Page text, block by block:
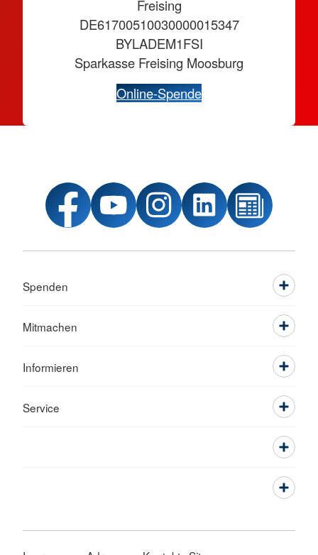
Freising
DE61700510030000015347
BYLADEM1FSI
Sparkasse Freising Moosburg
Online-Spende
Spenden
Mitmachen
Informieren
Service